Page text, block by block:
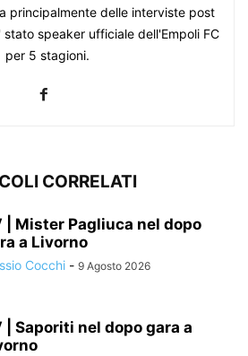
principalmente delle interviste post
speaker ufficiale dell'Empoli FC
per 5 stagioni.
CORRELATI
| Mister Pagliuca nel dopo
a Livorno
Cocchi - 9 Agosto 2026
| Saporiti nel dopo gara a